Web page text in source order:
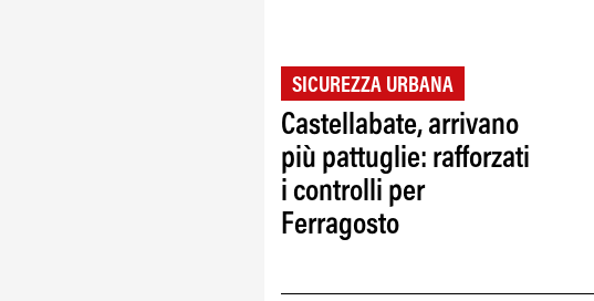
SICUREZZA URBANA
Castellabate, arrivano
più pattuglie: rafforzati
i controlli per
Ferragosto